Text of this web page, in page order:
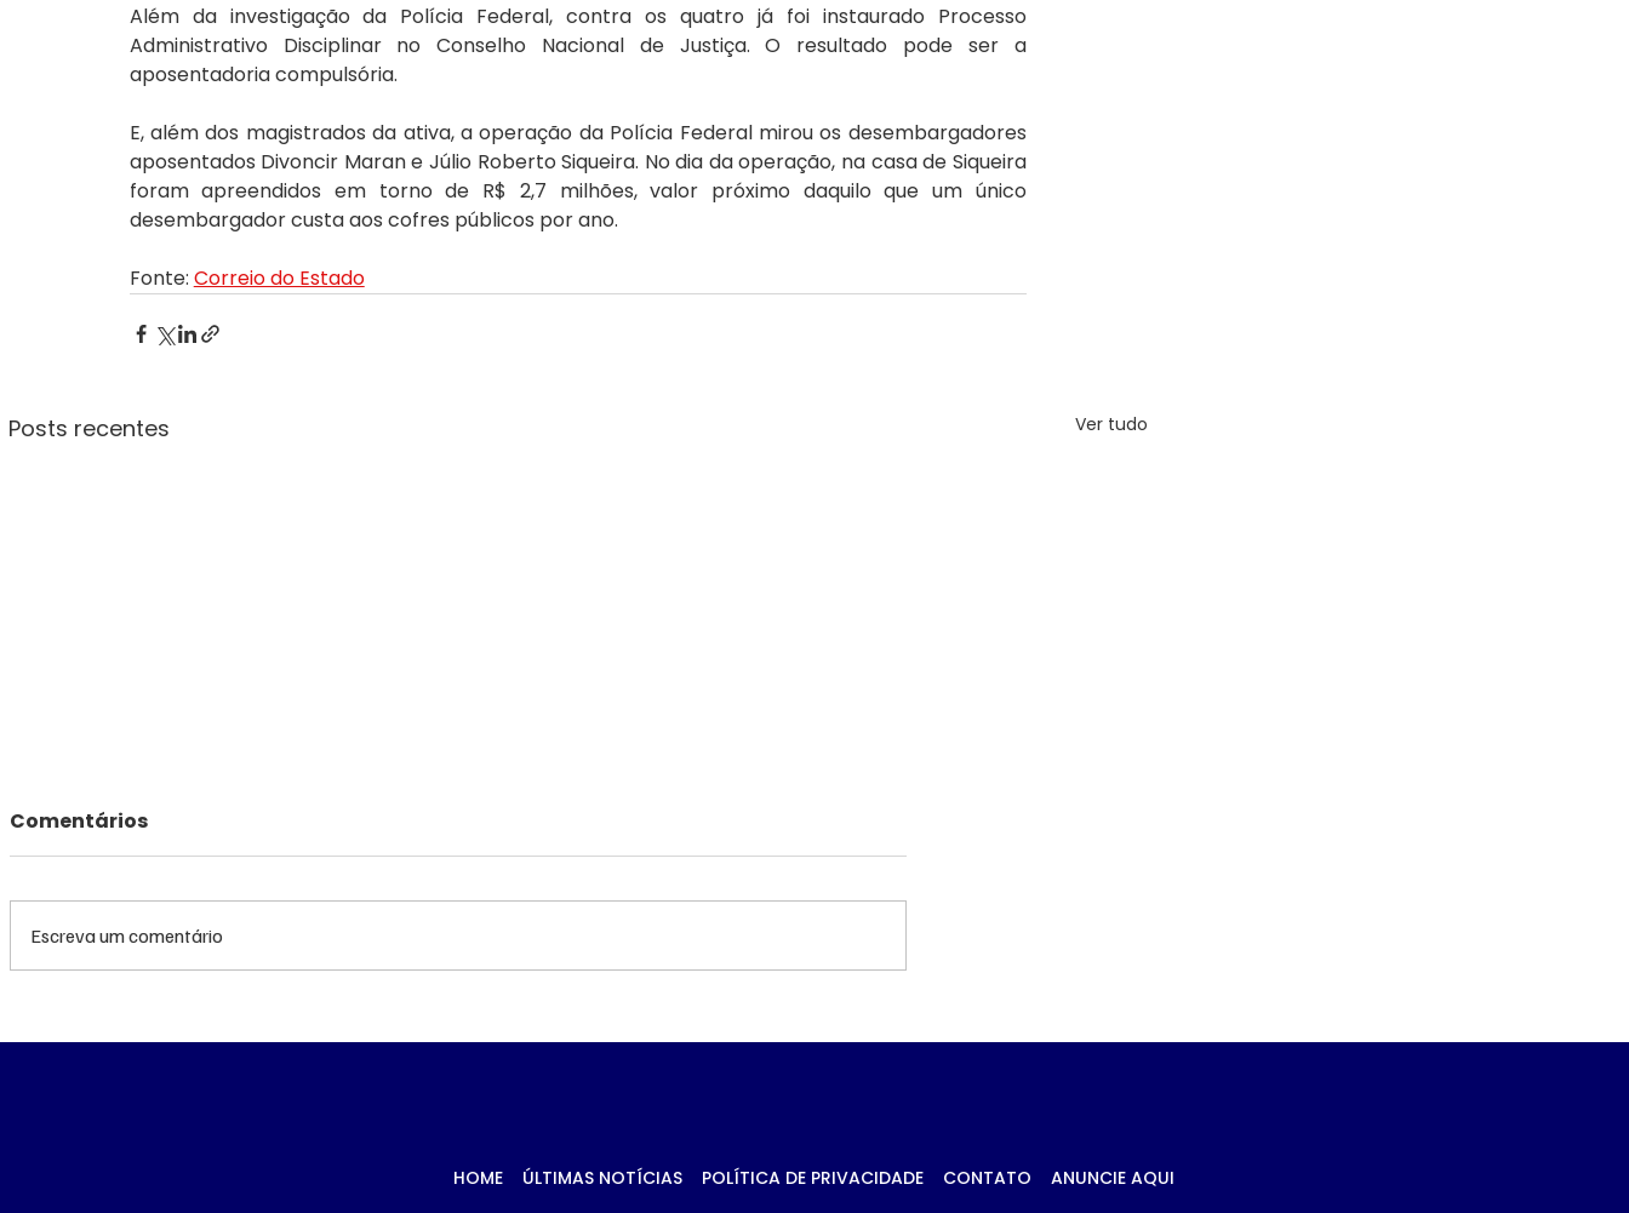
Além da investigação da Polícia Federal, contra os quatro já foi instaurado Processo
Administrativo Disciplinar no Conselho Nacional de Justiça. O resultado pode ser a
aposentadoria compulsória.
E, além dos magistrados da ativa, a operação da Polícia Federal mirou os desembargadores
aposentados Divoncir Maran e Júlio Roberto Siqueira. No dia da operação, na casa de Siqueira
foram apreendidos em torno de R$ 2,7 milhões, valor próximo daquilo que um único
desembargador custa aos cofres públicos por ano.
Fonte: Correio do Estado
Posts recentes Ver tudo
de Edson Giroto na
R$ 10,2 milhões para
transporte de Campo
Comentários
Escreva um comentário
HOME ÚLTIMAS NOTÍCIAS POLÍTICA DE PRIVACIDADE CONTATO ANUNCIE AQUI